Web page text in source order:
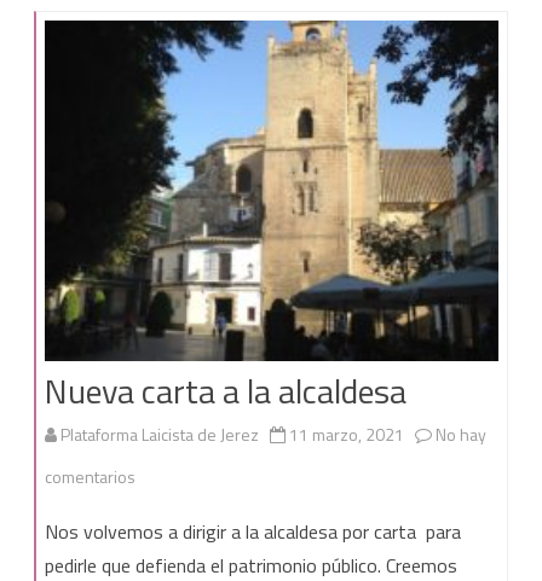
Nueva carta a la alcaldesa
Plataforma Laicista de Jerez 11 marzo, 2021
No hay
comentarios
carta
Nos volvemos a dirigir a la alcaldesa por carta para
pedirle que defienda el patrimonio público. Creemos